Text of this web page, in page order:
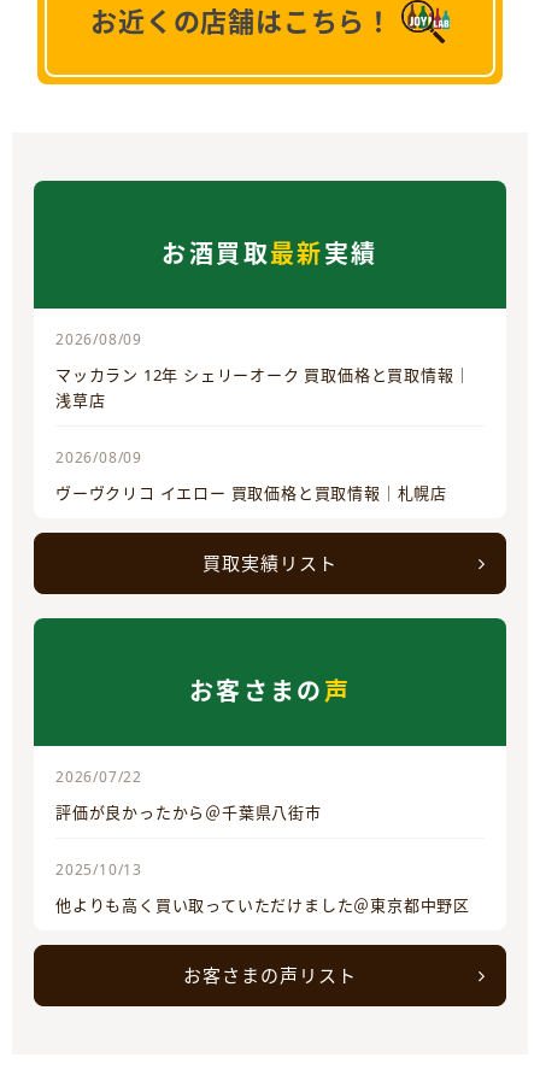
お近くの店舗はこちら！
お酒買取最新実績
2026/08/09
マッカラン 12年 シェリーオーク 買取価格と買取情報｜
浅草店
2026/08/09
ヴーヴクリコ イエロー 買取価格と買取情報｜札幌店
買取実績リスト
お客さまの声
2026/07/22
評価が良かったから＠千葉県八街市
2025/10/13
他よりも高く買い取っていただけました＠東京都中野区
お客さまの声リスト